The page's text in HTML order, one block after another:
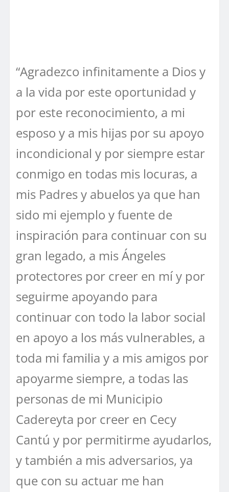
“Agradezco infinitamente a Dios y
a la vida por este oportunidad y
por este reconocimiento, a mi
esposo y a mis hijas por su apoyo
incondicional y por siempre estar
conmigo en todas mis locuras, a
mis Padres y abuelos ya que han
sido mi ejemplo y fuente de
inspiración para continuar con su
gran legado, a mis Ángeles
protectores por creer en mí y por
seguirme apoyando para
continuar con todo la labor social
en apoyo a los más vulnerables, a
toda mi familia y a mis amigos por
apoyarme siempre, a todas las
personas de mi Municipio
Cadereyta por creer en Cecy
Cantú y por permitirme ayudarlos,
y también a mis adversarios, ya
que con su actuar me han